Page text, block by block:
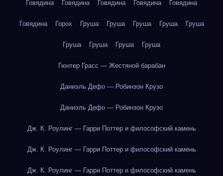
Говядина Говядина Говядина Говядина Говядина
Говядина Горох Груша Груша Груша Груша Груша
Груша Груша Груша Груша
Гюнтер Грасс — Жестяной барабан
Даниэль Дефо — Робинзон Крузо
Даниэль Дефо — Робинзон Крузо
Дж. К. Роулинг — Гарри Поттер и философский камень
Дж. К. Роулинг — Гарри Поттер и философский камень
Дж. К. Роулинг — Гарри Поттер и философский камень